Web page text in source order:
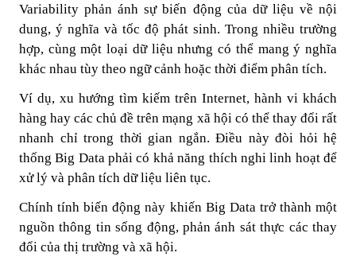
Variability phản ánh sự biến động của dữ liệu về nội
dung, ý nghĩa và tốc độ phát sinh. Trong nhiều trường
hợp, cùng một loại dữ liệu nhưng có thể mang ý nghĩa
khác nhau tùy theo ngữ cảnh hoặc thời điểm phân tích.
Ví dụ, xu hướng tìm kiếm trên Internet, hành vi khách
hàng hay các chủ đề trên mạng xã hội có thể thay đổi rất
nhanh chỉ trong thời gian ngắn. Điều này đòi hỏi hệ
thống Big Data phải có khả năng thích nghi linh hoạt để
xử lý và phân tích dữ liệu liên tục.
Chính tính biến động này khiến Big Data trở thành một
nguồn thông tin sống động, phản ánh sát thực các thay
đổi của thị trường và xã hội.